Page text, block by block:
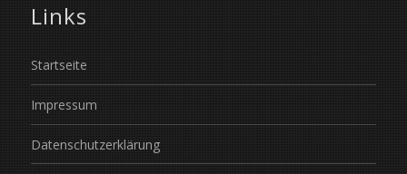
Links
Startseite
Impressum
Datenschutzerklärung